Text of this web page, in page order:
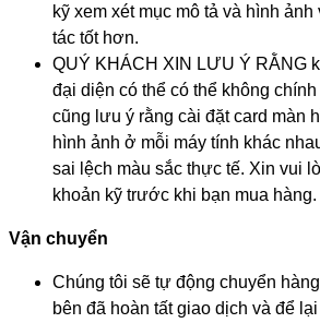
kỹ xem xét mục mô tả và hình
tác tốt hơn.
QUÝ KHÁCH XIN LƯU Ý RẰNG
đại diện có thể có thể không
cũng lưu ý rằng cài đặt card màn
hình ảnh ở mỗi máy tính khác
sai lệch màu sắc thực tế. Xin vui
khoản kỹ trước khi bạn mua hàng.
Vận chuyển
Chúng tôi sẽ tự động chuyển
bên đã hoàn tất giao dịch và để